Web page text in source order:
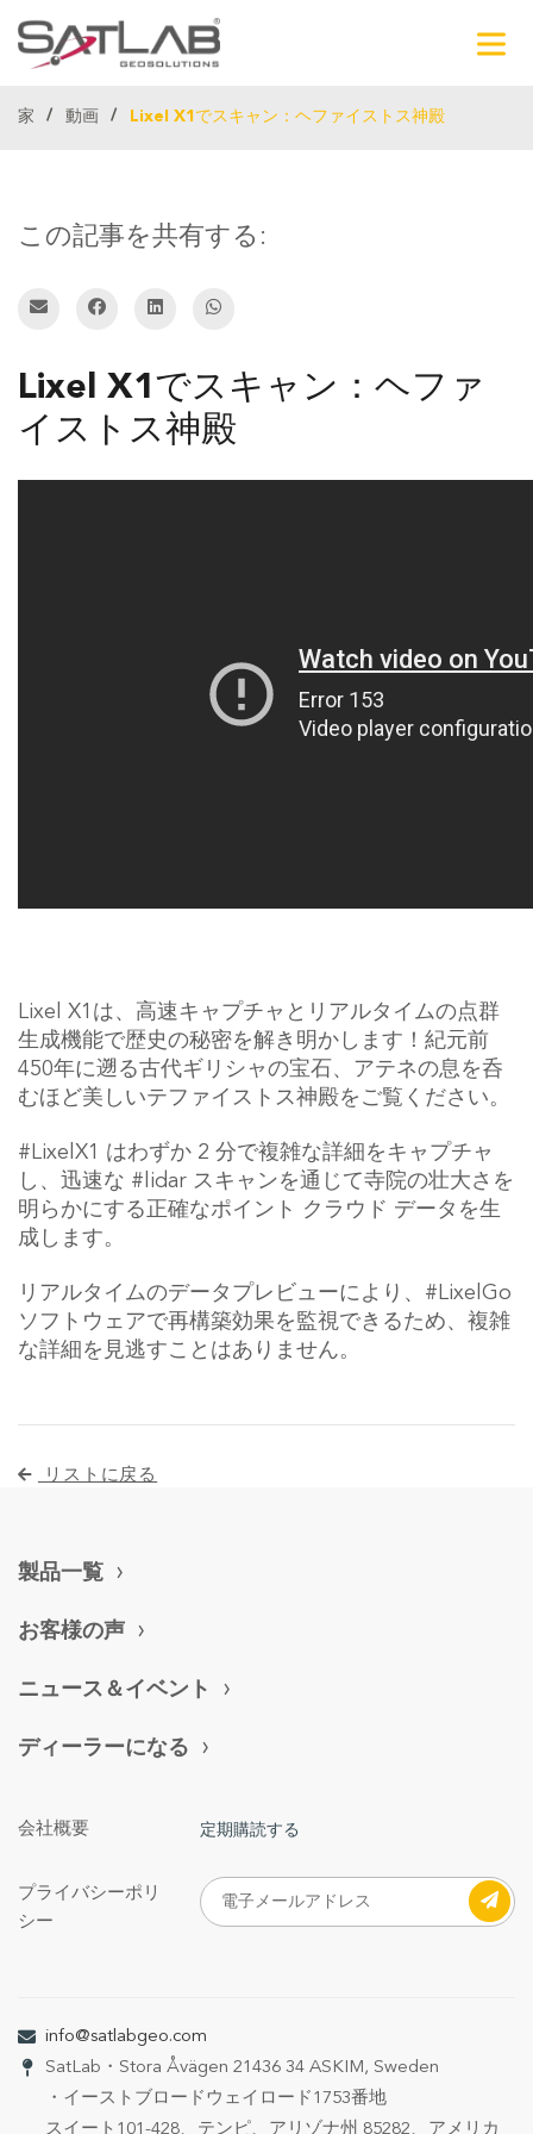
家 動画 Lixel X1でスキャン：ヘファイストス神殿
この記事を共有する:
Lixel X1でスキャン：ヘファ
イストス神殿
Lixel X1は、高速キャプチャとリアルタイムの点群
生成機能で歴史の秘密を解き明かします！紀元前
450年に遡る古代ギリシャの宝石、アテネの息を呑
むほど美しいテファイストス神殿をご覧ください。
#LixelX1 はわずか 2 分で複雑な詳細をキャプチャ
し、迅速な #lidar スキャンを通じて寺院の壮大さを
明らかにする正確なポイント クラウド データを生
成します。
リアルタイムのデータプレビューにより、#LixelGo
ソフトウェアで再構築効果を監視できるため、複雑
な詳細を見逃すことはありません。
リストに戻る
SatLab ・Stora Åvägen 21 436 34 ASKIM, Sweden
・イーストブロードウェイロード1753番地
スイート101-428、テンピ、アリゾナ州 85282、アメリカ
info@satlabgeo.com
製品一覧
お客様の声
ニュース＆イベント
ディーラーになる
会社概要
プライバシーポリ
シー
定期購読する